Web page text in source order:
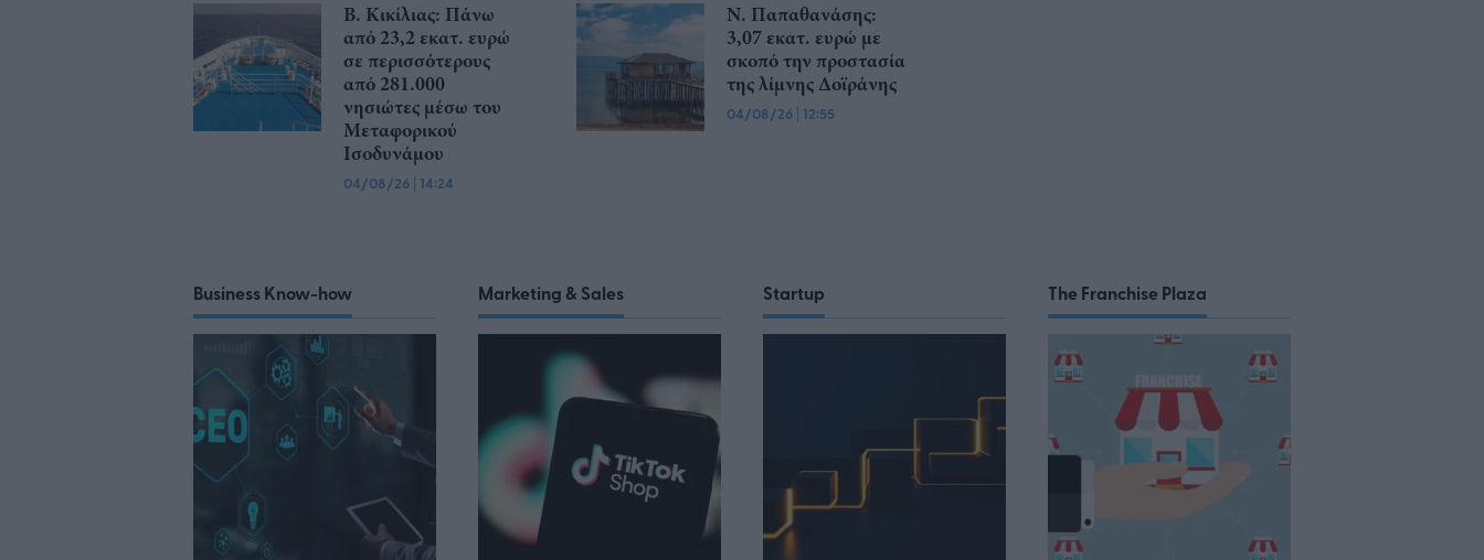
Β. Κικίλιας: Πάνω
από 23,2 εκατ. ευρώ
σε περισσότερους
από 281.000
νησιώτες μέσω του
Μεταφορικού
Ισοδυνάμου
04/08/26 | 14:24
Ν. Παπαθανάσης:
3,07 εκατ. ευρώ με
σκοπό την προστασία
της λίμνης Δοϊράνης
04/08/26 | 12:55
Business Know-how Marketing & Sales Startup The Franchise Plaza